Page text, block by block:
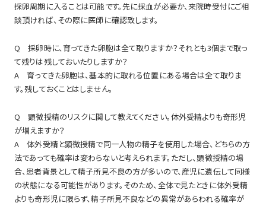
採卵周期に入ることは可能です。先に採血が必要か、来院時受付にご相
談頂ければ、その際に医師に確認致します。
Q 採卵時に、育ってきた卵胞は全て取りますか？それとも3個まで取っ
て残りは残しておいたりしますか？
A 育ってきた卵胞は、基本的に取れる位置にある場合は全て取りま
す。残しておくことはしません。
Q 顕微授精のリスクに関して教えてください。体外受精よりも奇形児
が増えますか？
A 体外受精と顕微授精で同一人物の精子を使用した場合、どちらの方
法であっても確率は変わらないと考えられます。ただし、顕微授精の場
合、患者背景として精子所見不良の方が多いので、産児に遺伝して同様
の状態になる可能性があります。そのため、全体で見たときに体外受精
よりも奇形児に限らず、精子所見不良などの異常があらわれる確率が